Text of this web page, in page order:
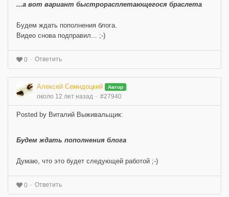
...а вот вариант быстрорасплетающегося браслета
Будем ждать пополнения блога.
Видео снова подправил... ;-)
0 Ответить
Алексей Семидоцкий Автор
около 12 лет назад #27940
Posted by Виталий Выживальщик:
Будем ждать пополнения блога
Думаю, что это будет следующей работой ;-)
0 Ответить